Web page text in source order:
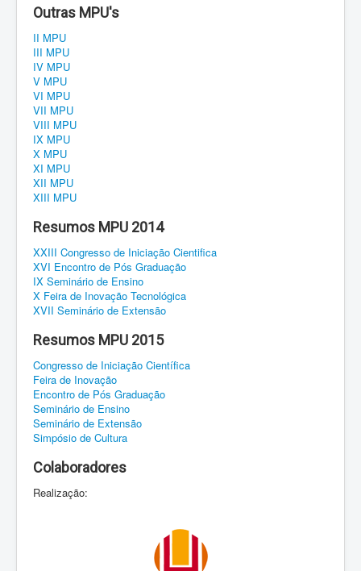
Eventos
Inscrições
Notícias
Público alvo
Programação
Outras MPU's
II MPU
III MPU
IV MPU
V MPU
VI MPU
VII MPU
VIII MPU
IX MPU
X MPU
XI MPU
XII MPU
XIII MPU
Resumos MPU 2014
XXIII Congresso de Iniciação Cientifica
XVI Encontro de Pós Graduação
IX Seminário de Ensino
X Feira de Inovação Tecnológica
XVII Seminário de Extensão
Resumos MPU 2015
Congresso de Iniciação Científica
Feira de Inovação
Encontro de Pós Graduação
Seminário de Ensino
Seminário de Extensão
Simpósio de Cultura
Colaboradores
Realização: